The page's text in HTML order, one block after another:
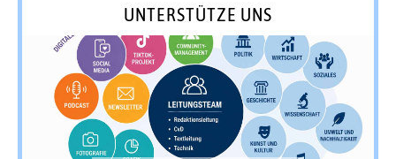
UNTERSTÜTZE UNS